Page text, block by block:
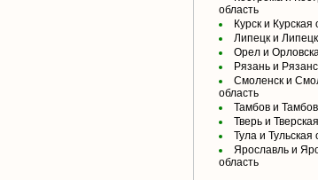
область
Курск и Курская
Липецк и
Орел и
Рязань и
Смоленск и
область
Тамбов и
Тверь и
Тула и Тульская
Ярославль и
область